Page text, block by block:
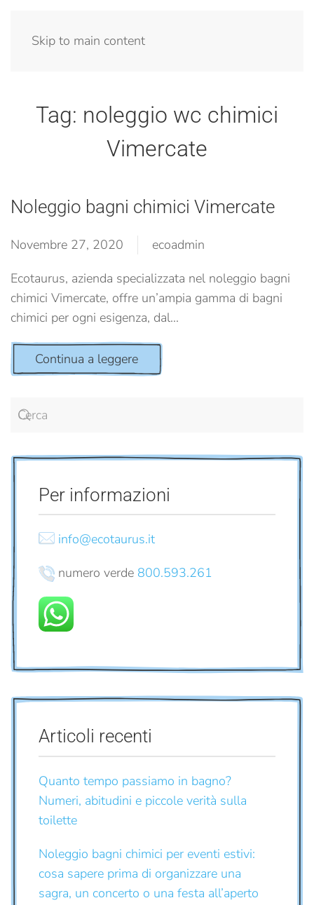
Skip to main content
Tag: noleggio wc chimici
Vimercate
Noleggio bagni chimici Vimercate
Novembre 27, 2020
ecoadmin
Ecotaurus, azienda specializzata nel noleggio bagni
chimici Vimercate, offre un’ampia gamma di bagni
chimici per ogni esigenza, dal...
Continua a leggere
Per informazioni
info@ecotaurus.it
numero verde 800.593.261
Articoli recenti
Quanto tempo passiamo in bagno?
Numeri, abitudini e piccole verità sulla
toilette
Noleggio bagni chimici per eventi estivi:
cosa sapere prima di organizzare una
sagra, un concerto o una festa all’aperto